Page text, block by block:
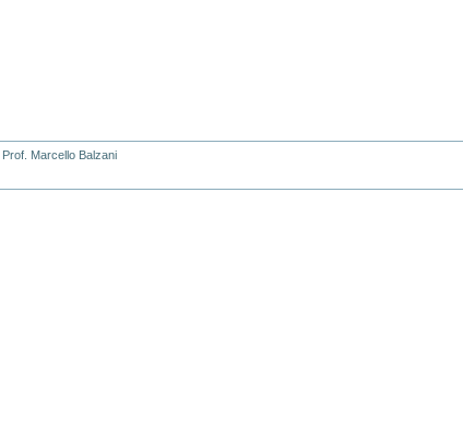
Prof. Marcello Balzani